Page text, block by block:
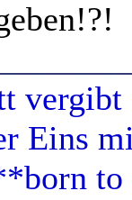
-
Eins
to